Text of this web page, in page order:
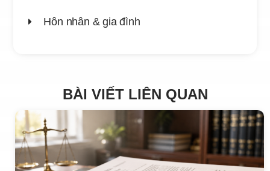
Hôn nhân & gia đình
BÀI VIẾT LIÊN QUAN